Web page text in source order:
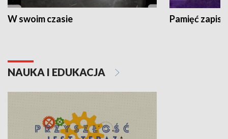
W swoim czasie Pamięć
NAUKA I EDUKACJA